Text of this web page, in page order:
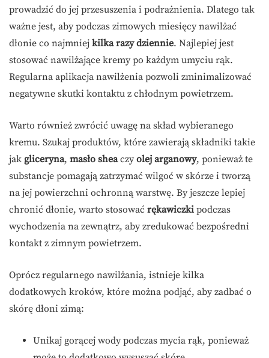
prowadzić do jej przesuszenia i podrażnienia. Dlatego tak
ważne jest, aby podczas zimowych miesięcy nawilżać
dłonie co najmniej kilka razy dziennie. Najlepiej jest
stosować nawilżające kremy po każdym umyciu rąk.
Regularna aplikacja nawilżenia pozwoli zminimalizować
negatywne skutki kontaktu z chłodnym powietrzem.
Warto również zwrócić uwagę na skład wybieranego
kremu. Szukaj produktów, które zawierają składniki takie
jak gliceryna, masło sheaczy olej arganowy, ponieważ te
substancje pomagają zatrzymać wilgoć w skórze i tworzą
na jej powierzchni ochronną warstwę. By jeszcze lepiej
chronić dłonie, warto stosować rękawiczki podczas
wychodzenia na zewnątrz, aby zredukować bezpośredni
kontakt z zimnym powietrzem.
Oprócz regularnego nawilżania, istnieje kilka
dodatkowych kroków, które można podjąć, aby zadbać o
skórę dłoni zimą:
Unikaj gorącej wody podczas mycia rąk, ponieważ